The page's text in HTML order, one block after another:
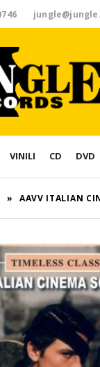
VINILI CD DVD
» AAVV ITALIAN